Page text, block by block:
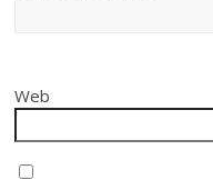
Web